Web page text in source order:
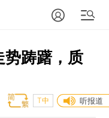
势踌躇，质
听报道
T中